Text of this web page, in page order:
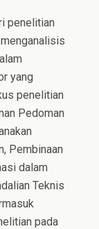
penelitian
yang
penelitian
Pedoman
Pembinaan
dalam
Teknis
pada